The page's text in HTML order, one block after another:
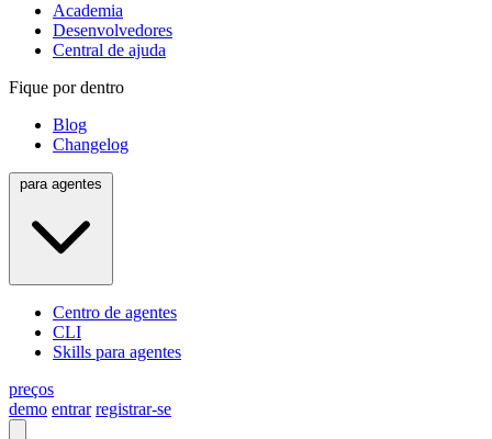
Academia
Desenvolvedores
Central de ajuda
Fique por dentro
Blog
Changelog
Centro de agentes
CLI
Skills para agentes
preços
demo entrar registrar-se